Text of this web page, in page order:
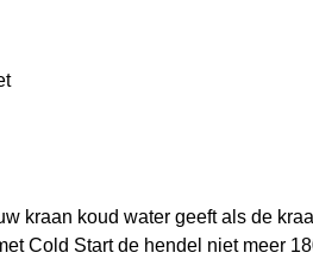
kraan koud water geeft als de
Cold Start de hendel niet meer